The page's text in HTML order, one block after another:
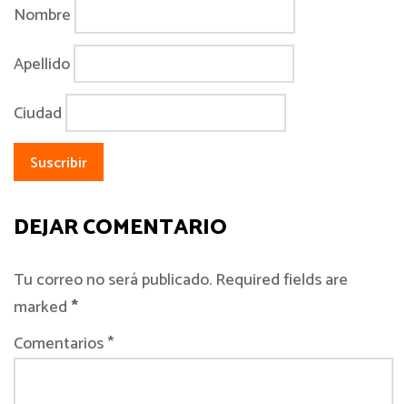
Nombre
Apellido
Ciudad
DEJAR COMENTARIO
Tu correo no será publicado. Required fields are
marked*
Comentarios *